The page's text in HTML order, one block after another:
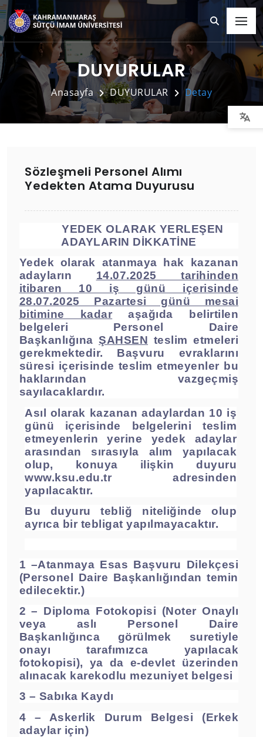
DUYURULAR
Anasayfa DUYURULAR Detay
Sözleşmeli Personel Alımı
Yedekten Atama Duyurusu
YEDEK OLARAK YERLEŞEN
ADAYLARIN DİKKATİNE
Yedek olarak atanmaya hak kazanan
adayların 14.07.2025 tarihinden
itibaren 10 iş günü içerisinde
28.07.2025 Pazartesi günü mesai
bitimine kadar aşağıda belirtilen
belgeleri Personel Daire
BaşkanlığınaŞAHSEN teslim etmeleri
gerekmektedir. Başvuru evraklarını
süresi içerisinde teslim etmeyenler bu
haklarından vazgeçmiş
sayılacaklardır.
Asıl olarak kazanan adaylardan 10 iş
günü içerisinde belgelerini teslim
etmeyenlerin yerine yedek adaylar
arasından sırasıyla alım yapılacak
olup, konuya ilişkin duyuru
www.ksu.edu.tr adresinden
yapılacaktır.
Bu duyuru tebliğ niteliğinde olup
ayrıca bir tebligat yapılmayacaktır.
1 –Atanmaya Esas Başvuru Dilekçesi
(Personel Daire Başkanlığından temin
edilecektir.)
2 – Diploma Fotokopisi (Noter Onaylı
veya aslı Personel Daire
Başkanlığınca görülmek suretiyle
onayı tarafımızca yapılacak
fotokopisi), ya da e-devlet üzerinden
alınacak karekodlu mezuniyet belgesi
3 – Sabıka Kaydı
4 – Askerlik Durum Belgesi (Erkek
adaylar için)